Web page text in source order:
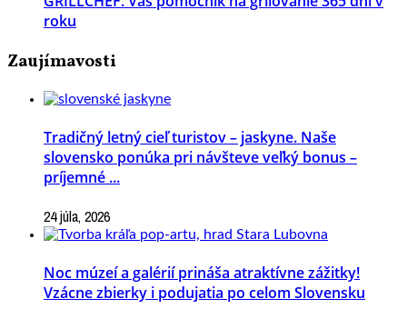
roku
Zaujímavosti
Tradičný letný cieľ turistov – jaskyne. Naše
slovensko ponúka pri návšteve veľký bonus –
príjemné ...
24 júla, 2026
Noc múzeí a galérií prináša atraktívne zážitky!
Vzácne zbierky i podujatia po celom Slovensku